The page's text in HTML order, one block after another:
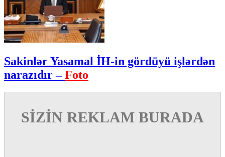
Sakinlər Yasamal İH-in gördüyü işlərdən
narazıdır –Foto
SİZİN REKLAM BURADA